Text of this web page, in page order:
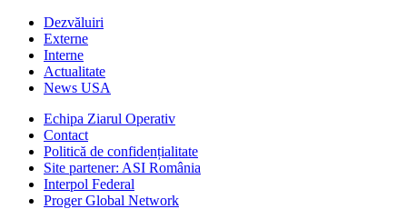
Dezvăluiri
Externe
Interne
Actualitate
News USA
Echipa Ziarul Operativ
Contact
Politică de confidențialitate
Site partener: ASI România
Interpol Federal
Proger Global Network